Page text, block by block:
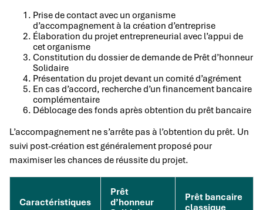
Prise de contact avec un organisme
d’accompagnement à la création d’entreprise
Élaboration du projet entrepreneurial avec l’appui de
cet organisme
Constitution du dossier de demande de Prêt d’honneur
Solidaire
Présentation du projet devant un comité d’agrément
En cas d’accord, recherche d’un financement bancaire
complémentaire
Déblocage des fonds après obtention du prêt bancaire
L’accompagnement ne s’arrête pas à l’obtention du prêt. Un
suivi post-création est généralement proposé pour
maximiser les chances de réussite du projet.
Caractéristiques
Prêt
d’honneur
Prêt bancaire
classique